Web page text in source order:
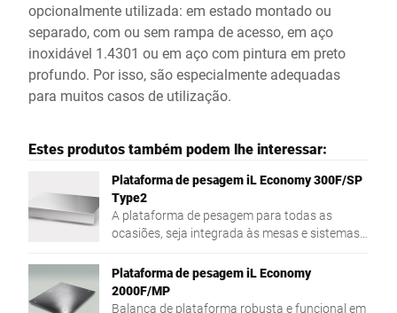
opcionalmente utilizada: em estado montado ou
separado, com ou sem rampa de acesso, em aço
inoxidável 1.4301 ou em aço com pintura em preto
profundo. Por isso, são especialmente adequadas
para muitos casos de utilização.
Estes produtos também podem lhe interessar:
Plataforma de pesagem iL Economy 300F/SP
Type2
A plataforma de pesagem para todas as
ocasiões, seja integrada às mesas e sistemas
Plataforma de pesagem iL Economy
2000F/MP
Balança de plataforma robusta e funcional em